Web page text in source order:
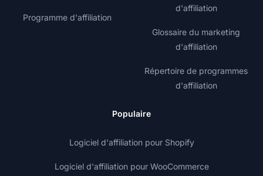
Programme d'affiliation
d'affiliation
Glossaire du marketing
d'affiliation
Répertoire de programmes
d'affiliation
Populaire
Logiciel d'affiliation pour Shopify
Logiciel d'affiliation pour WooCommerce